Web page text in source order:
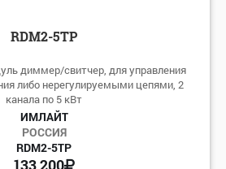
RDM2-5TP
диммер/свитчер, для управления
либо нерегулируемыми цепями, 2
канала по 5 кВт
ИМЛАЙТ
РОССИЯ
RDM2-5TP
133 200